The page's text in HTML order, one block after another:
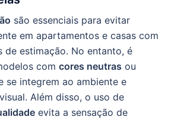
são essenciais para evitar
em apartamentos e casas com
de estimação. No entanto, é
com cores neutras ou
se integrem ao ambiente e
Além disso, o uso de
evita a sensação de